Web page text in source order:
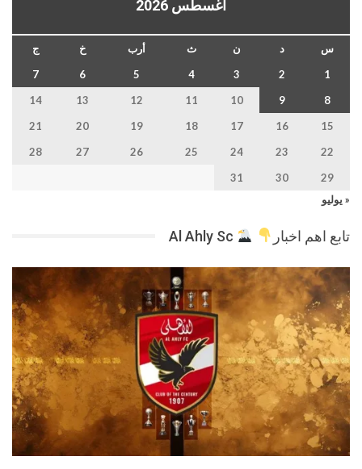
أغسطس 2026
س د ن ث أرب خ
ج
1
2
3
4
5
6
7
8
9
10
11
12
13
14
15
16
17
18
19
20
21
22
23
24
25
26
27
28
29
30
31
« يوليو
تابع اهم اخبار